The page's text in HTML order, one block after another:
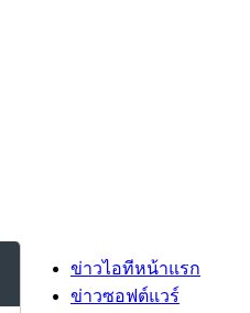
ข่าวไอทีหน้าแรก
ข่าวซอฟต์แวร์